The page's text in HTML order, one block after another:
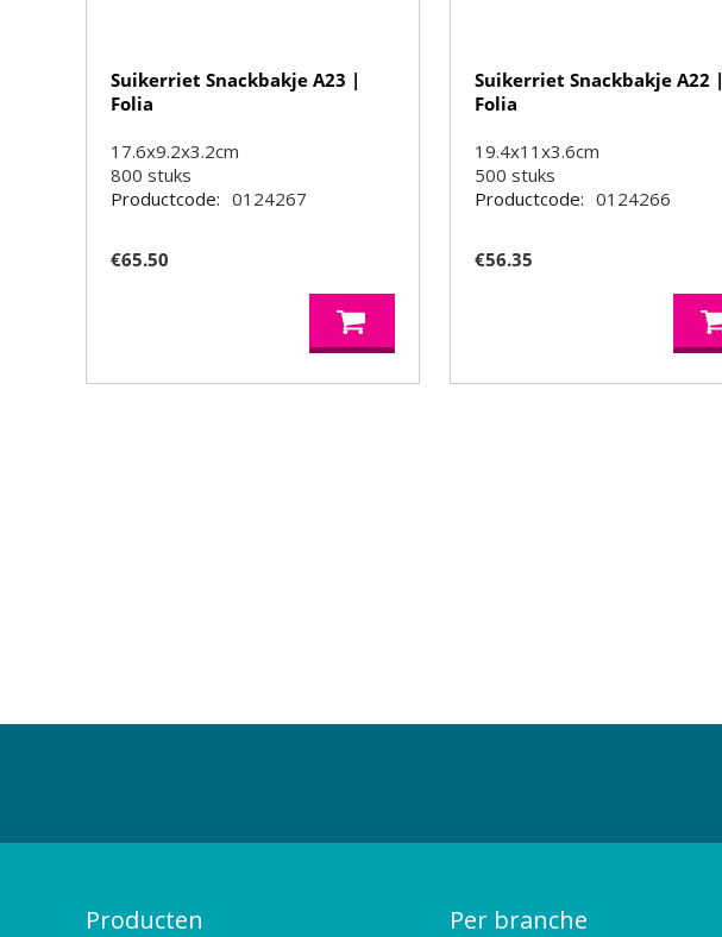
Suikerriet Snackbakje A23 |
Folia
17.6x9.2x3.2cm
800 stuks
Productcode: 0124267
€65.50
Suikerriet Snackbakje A22 |
Folia
19.4x11x3.6cm
500stuks
Productcode: 0124266
€56.35
Producten Per branche